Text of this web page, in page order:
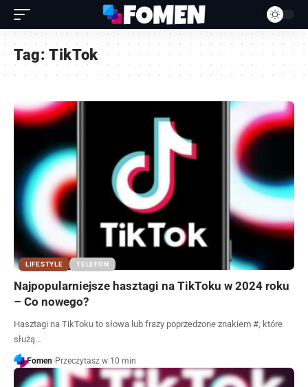
Tag:TikTok
LIFESTYLE TELEFON
Najpopularniejsze hasztagi na TikToku w 2024 roku
– Co nowego?
Hasztagi na TikToku to słowa lub frazy poprzedzone znakiem #, które
służą…
Fomen Przeczytasz w 10 min